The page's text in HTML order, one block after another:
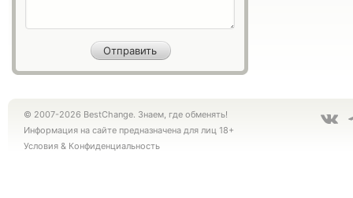
© 2007-2026 BestChange. Знаем, где обменять!
Информация на сайте предназначена для лиц 18+
Условия & Конфиденциальность